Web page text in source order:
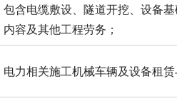
包含电缆敷设、隧道开挖、设备
内容及其他工程劳务；
电力相关施工机械车辆及设备租